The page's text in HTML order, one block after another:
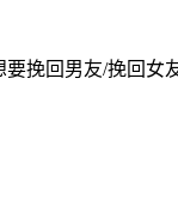
要挽回男友/挽回女